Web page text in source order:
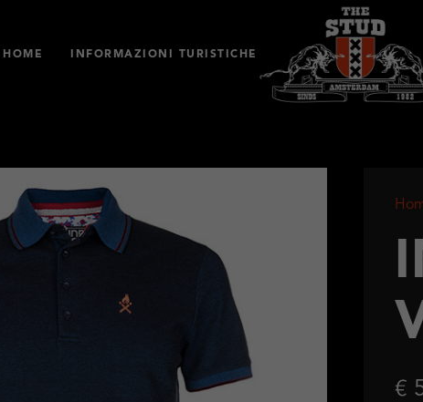
HOME INFORMAZIONI TURISTICHE
€